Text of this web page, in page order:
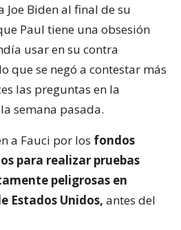
Biden al final de su
Paul tiene una obsesión
usar en su contra
que se negó a contestar más
las preguntas en la
semana pasada.
a Fauci por los fondos
para realizar pruebas
peligrosas en
Estados Unidos, antes del